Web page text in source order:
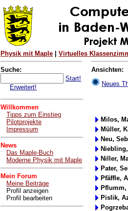
Physik mit Maple Virtuelles
Suche:
Start!
Erweitert!
Willkommen
Tipps zum Einstieg
Pilotprojekte
Impressum
News
Das Maple-Buch
Moderne Physik mit Maple
Mein Forum
Meine Beiträge
Profil anzeigen
Profil bearbeiten
Ansichten:
Neues
Milos,
Müller,
Neu,
Niller,
Pater,
Pfäffle,
Pflumm,
Pislik,